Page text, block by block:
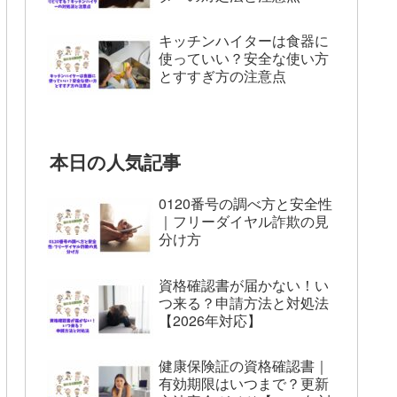
キッチンハイターは食器に
使っていい？安全な使い方
とすすぎ方の注意点
本日の人気記事
0120番号の調べ方と安全性
｜フリーダイヤル詐欺の見
分け方
資格確認書が届かない！い
つ来る？申請方法と対処法
【2026年対応】
健康保険証の資格確認書｜
有効期限はいつまで？更新